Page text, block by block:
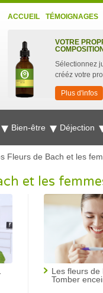
ACCUEIL TÉMOIGNAGES
VOTRE
COMPOSITION
Sélectionnez
crééz votre
Plus d'infos
Bien-être Déjection
Fleurs de Bach et les
et les
Les fleurs de
Tomber